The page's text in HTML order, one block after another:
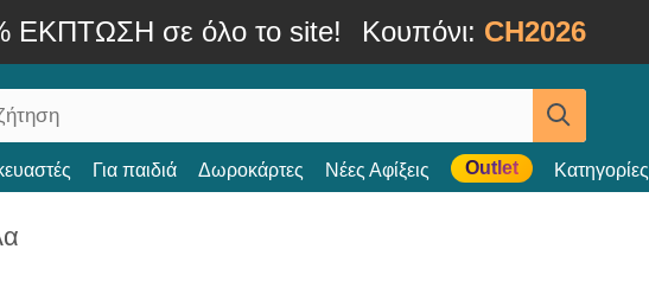
ΕΚΠΤΩΣΗ σε όλο το site! Κουπόνι: CH2026
Για παιδιά Δωροκάρτες Νέες Αφίξεις Outlet Κατηγορίες